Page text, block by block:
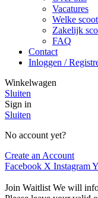
Vacatures
Welke
Zakelijk
FAQ
Contact
Inloggen /
Winkelwagen
Sluiten
Sign in
Sluiten
No account yet?
Create an Account
Facebook X Instagram
Join Waitlist We will